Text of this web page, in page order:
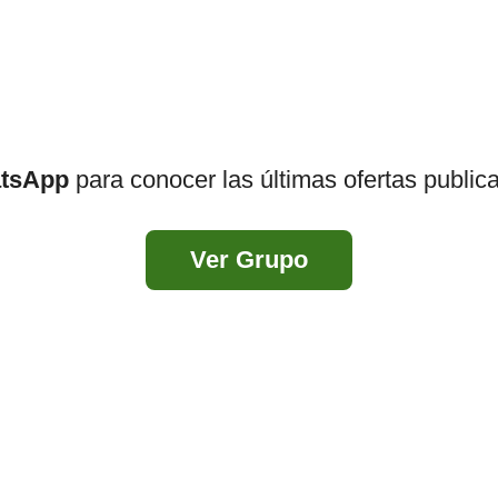
para conocer las últimas ofertas
Ver Grupo